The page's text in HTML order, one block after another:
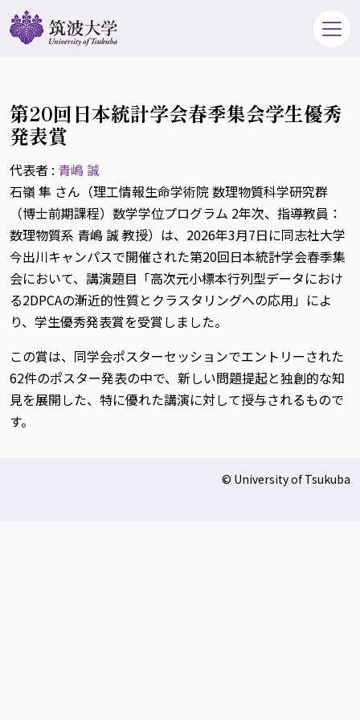
第20回日本統計学会春季集会学生優秀
発表賞
代表者 : 青嶋 誠
石嶺 隼 さん（理工情報生命学術院 数理物質科学研究群
（博士前期課程）数学学位プログラム 2年次、指導教員：
数理物質系 青嶋 誠 教授）は、2026年3月7日に同志社大学
今出川キャンパスで開催された第20回日本統計学会春季集
会において、講演題目「高次元小標本行列型データにおけ
る2DPCAの漸近的性質とクラスタリングへの応用」によ
り、学生優秀発表賞を受賞しました。
この賞は、同学会ポスターセッションでエントリーされた
62件のポスター発表の中で、新しい問題提起と独創的な知
見を展開した、特に優れた講演に対して授与されるもので
す。
© University of Tsukuba